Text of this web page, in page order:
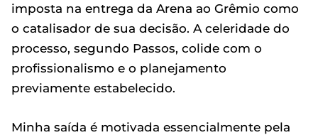
imposta na entrega da Arena ao Grêmio como
o catalisador de sua decisão. A celeridade do
processo, segundo Passos, colide com o
profissionalismo e o planejamento
previamente estabelecido.
Minha saída é motivada essencialmente pela